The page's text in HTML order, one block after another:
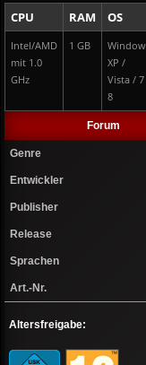
CPU RAM OS
Intel/AMD
mit 1.0
GHz
1 GB
XP /
Vista /
8
Forum
Genre
Entwickler
Publisher
Release
Sprachen
Art.-Nr.
Altersfreigabe: